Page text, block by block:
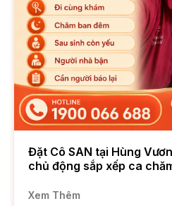
Đặt Cô SAN tại Hùng
chủ động sắp xếp ca
Xem Thêm